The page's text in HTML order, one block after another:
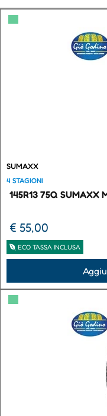
▀
SUMAXX
4 STAGIONI
145R13 75Q SUMAXX
€ 55,00
ECO TASSA INCLUSA
▀